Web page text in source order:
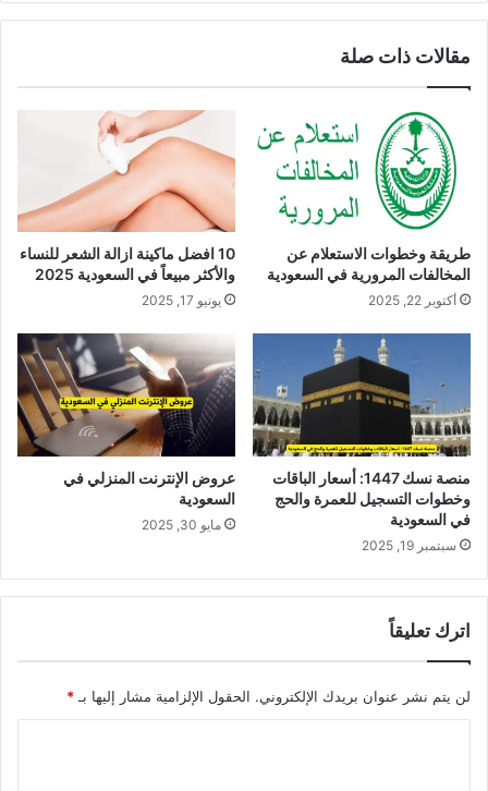
مقالات ذات صلة
طريقة وخطوات الاستعلام عن
المخالفات المرورية في السعودية
أكتوبر 22, 2025
10 افضل ماكينة ازالة الشعر للنساء​
والأكثر مبيعاً في السعودية 2025
يونيو 17, 2025
منصة نسك 1447: أسعار الباقات
وخطوات التسجيل للعمرة والحج
في السعودية
سبتمبر 19, 2025
عروض الإنترنت المنزلي في
السعودية
مايو 30, 2025
اترك تعليقاً
لن يتم نشر عنوان بريدك الإلكتروني. الحقول الإلزامية مشار إليها بـ*